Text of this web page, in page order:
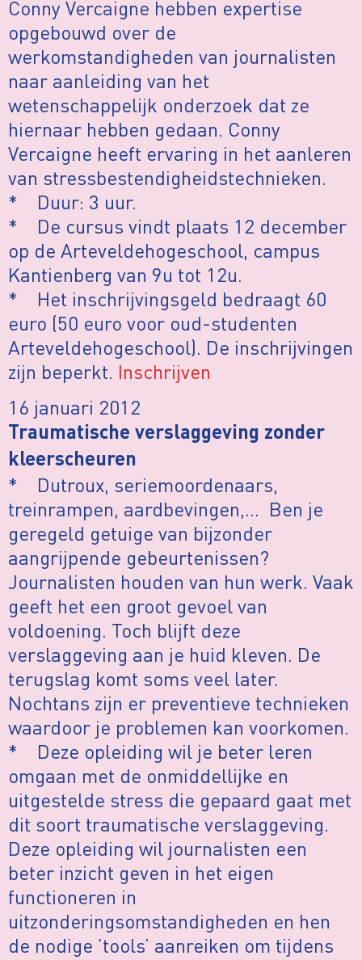
Conny Vercaigne hebben expertise
opgebouwd over de
werkomstandigheden van journalisten
naar aanleiding van het
wetenschappelijk onderzoek dat ze
hiernaar hebben gedaan. Conny
Vercaigne heeft ervaring in het aanleren
van stressbestendigheidstechnieken.
* Duur: 3 uur.
* De cursus vindt plaats 12 december
op de Arteveldehogeschool, campus
Kantienberg van 9u tot 12u.
* Het inschrijvingsgeld bedraagt 60
euro (50 euro voor oud-studenten
Arteveldehogeschool). De inschrijvingen
zijn beperkt. Inschrijven
16 januari 2012
Traumatische verslaggeving zonder
kleerscheuren
* Dutroux, seriemoordenaars,
treinrampen, aardbevingen,… Ben je
geregeld getuige van bijzonder
aangrijpende gebeurtenissen?
Journalisten houden van hun werk. Vaak
geeft het een groot gevoel van
voldoening. Toch blijft deze
verslaggeving aan je huid kleven. De
terugslag komt soms veel later.
Nochtans zijn er preventieve technieken
waardoor je problemen kan voorkomen.
* Deze opleiding wil je beter leren
omgaan met de onmiddellijke en
uitgestelde stress die gepaard gaat met
dit soort traumatische verslaggeving.
Deze opleiding wil journalisten een
beter inzicht geven in het eigen
functioneren in
uitzonderingsomstandigheden en hen
de nodige ’tools’ aanreiken om tijdens